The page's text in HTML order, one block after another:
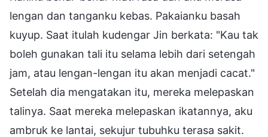
lengan dan tanganku kebas. Pakaianku basah
kuyup. Saat itulah kudengar Jin berkata: "Kau tak
boleh gunakan tali itu selama lebih dari setengah
jam, atau lengan-lengan itu akan menjadi cacat."
Setelah dia mengatakan itu, mereka melepaskan
talinya. Saat mereka melepaskan ikatannya, aku
ambruk ke lantai, sekujur tubuhku terasa sakit.